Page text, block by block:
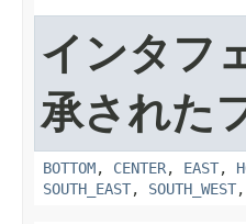
インタフ
承された
BOTTOM, CENTER, EAST,
SOUTH_EAST, SOUTH_WEST,